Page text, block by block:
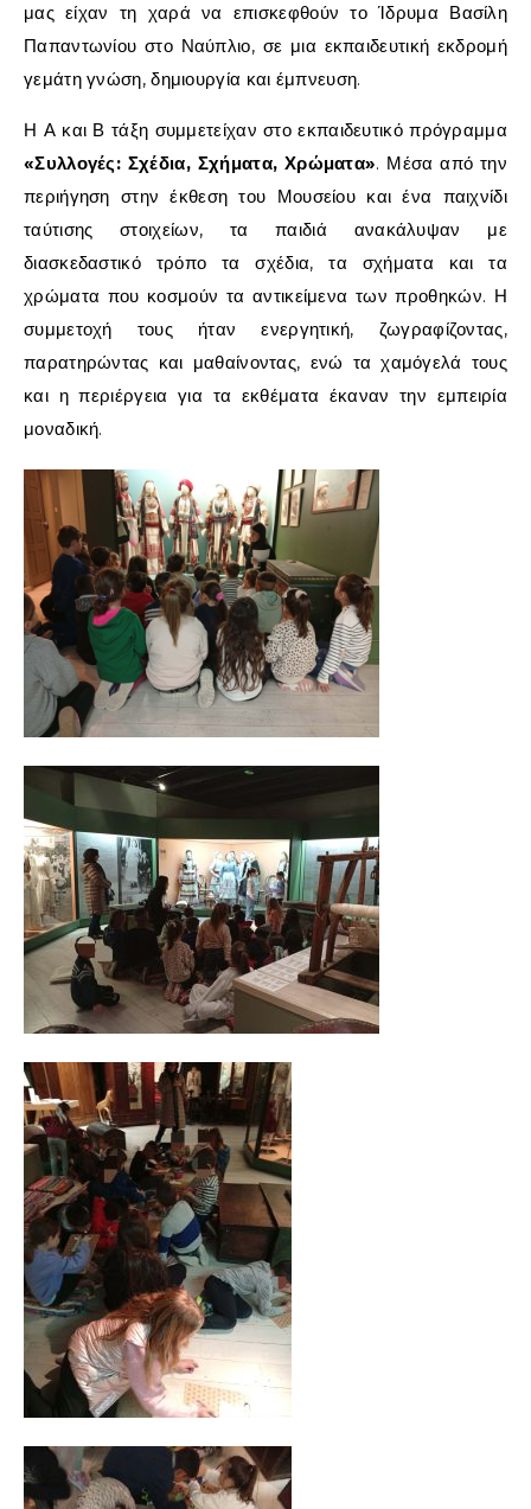
μαςείχαν τη χαράνα επισκεφθούντοΊδρυμα Βασίλη
Παπαντωνίου στο Ναύπλιο, σε μια εκπαιδευτική εκδρομή
γεμάτηγνώση,δημιουργία και έμπνευση.
Η Α και Βτάξη συμμετείχανστοεκπαιδευτικόπρόγραμμα
«Συλλογές: Σχέδια, Σχήματα, Χρώματα». Μέσααπότην
περιήγηση στην έκθεσητου Μουσείου καιένα παιχνίδι
ταύτισηςστοιχείων, ταπαιδιά ανακάλυψαν με
διασκεδαστικό τρόποτασχέδια,τα σχήματα καιτα
χρώματα που κοσμούν τααντικείμενα τωνπροθηκών. Η
συμμετοχή τουςήτανενεργητική, ζωγραφίζοντας,
παρατηρώντας και μαθαίνοντας, ενώ ταχαμόγελά τους
και ηπεριέργεια για τα εκθέματα έκαναντην εμπειρία
μοναδική.